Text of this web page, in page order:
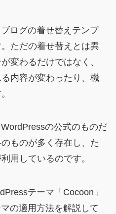
ログの着せ替えテンプ
ただの着せ替えとは異
変わるだけではなく、
内容が変わったり、機
の公式のものだ
ものが多く存在し、た
用しているのです。
テーマ「Cocoon」
の適用方法を解説して